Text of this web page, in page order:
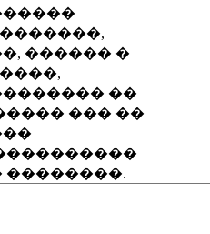
������ �
��
��� ��
��������.